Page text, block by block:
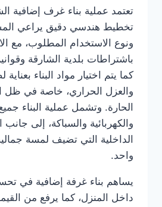
تعتمد عملية بناء غرف إضافية
تخطيط هندسي دقيق يراعي
ونوع الاستخدام المطلوب، مع
باشتراطات بلدية الشارقة
كما يتم اختيار مواد البناء بعناية
والعزل الحراري، خاصة في ظل
الحارة. وتشمل عملية البناء
والكهربائية والسباكة، إلى
الداخلية التي تضيف لمسة
واحد.
يساهم بناء غرفة إضافية في
داخل المنزل، كما يرفع من